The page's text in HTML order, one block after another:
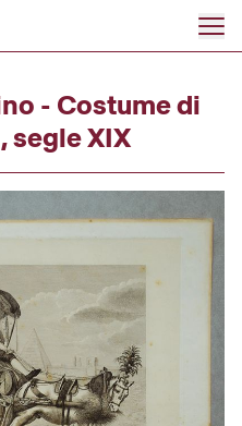
- Costume di
segle XIX